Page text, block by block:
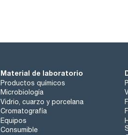
Material de laboratorio
Productos químicos
Microbiología
Vidrio, cuarzo y porcelana
Cromatografía
Equipos
Consumible